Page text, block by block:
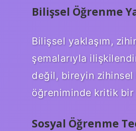
Bilişsel Öğrenme
Bilişsel yaklaşım,
şemalarıyla
değil, bireyin
öğreniminde kritik bir
Sosyal Öğrenme